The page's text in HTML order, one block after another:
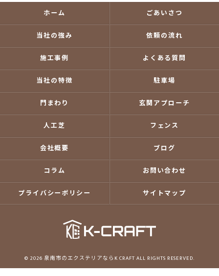
ホーム ごあいさつ
当社の強み 依頼の流れ
施工事例 よくある質問
当社の特徴 駐車場
門まわり 玄関アプローチ
人工芝 フェンス
会社概要 ブログ
コラム お問い合わせ
プライバシーポリシー サイトマップ
© 2026 泉南市のエクステリアならK CRAFT ALL RIGHTS RESERVED.